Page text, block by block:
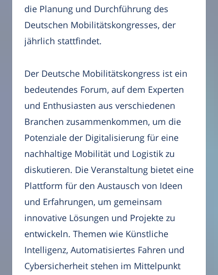
die Planung und Durchführung des
Deutschen Mobilitätskongresses, der
jährlich stattfindet.
Der Deutsche Mobilitätskongress ist ein
bedeutendes Forum, auf dem Experten
und Enthusiasten aus verschiedenen
Branchen zusammenkommen, um die
Potenziale der Digitalisierung für eine
nachhaltige Mobilität und Logistik zu
diskutieren. Die Veranstaltung bietet eine
Plattform für den Austausch von Ideen
und Erfahrungen, um gemeinsam
innovative Lösungen und Projekte zu
entwickeln. Themen wie Künstliche
Intelligenz, Automatisiertes Fahren und
Cybersicherheit stehen im Mittelpunkt